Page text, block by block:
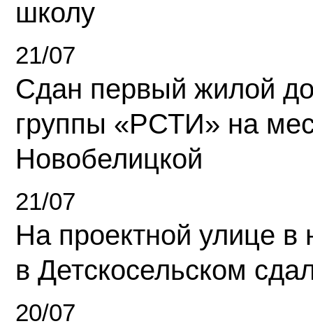
школу
21/07
Сдан первый жилой
группы «РСТИ» на
Новобелицкой
21/07
На проектной улице
в Детскосельском
20/07